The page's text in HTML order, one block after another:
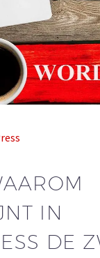
IN
DE